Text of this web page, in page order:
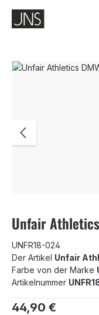
Zum Hauptinhalt
Bildergalerie
Unfair
UNFR18-024
Der Artikel Unfair
Farbe von der Marke
Artikelnummer
Regulärer Preis:
44,90 €